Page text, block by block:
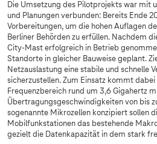
Die Umsetzung des Pilotprojekts war mit
und Planungen verbunden: Bereits Ende
Vorbereitungen, um die hohen Auflagen
Berliner Behörden zu erfüllen. Nachdem
City-Mast erfolgreich in Betrieb
Standorte in gleicher Bauweise geplant.
Netzauslastung eine stabile und schnelle
sicherzustellen. Zum Einsatz kommt
Frequenzbereich rund um 3,6 Gigahertz
Übertragungsgeschwindigkeiten von bis
sogenannte Mikrozellen konzipiert sollen
Mobilfunkstationen das bestehende
gezielt die Datenkapazität in dem stark